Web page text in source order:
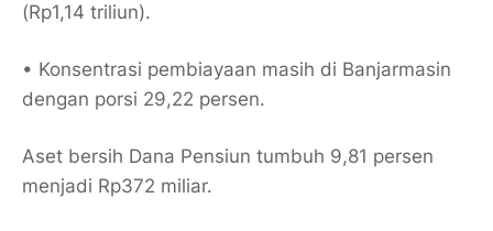
(Rp1,14 triliun).
• Konsentrasi pembiayaan masih di Banjarmasin
dengan porsi 29,22 persen.
Aset bersih Dana Pensiun tumbuh 9,81 persen
menjadi Rp372 miliar.